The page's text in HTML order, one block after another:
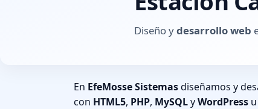
Diseño ydesarrollo web
En EfeMosse Sistemasdiseñamos y
con HTML5, PHP, MySQLyWordPress